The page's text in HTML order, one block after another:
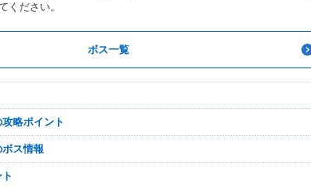
ください。
ボス一覧
攻略ポイント
ボス情報